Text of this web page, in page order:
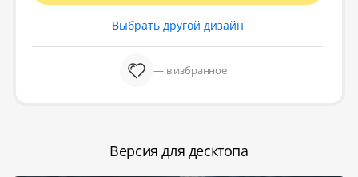
Выбрать другой дизайн
— в избранное
Версия для десктопа